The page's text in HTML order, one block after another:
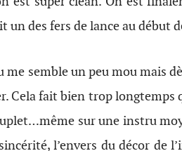
des fers de lance au début
me semble un peu mou mais
Cela fait bien trop
sur une instru
l’envers du décor de